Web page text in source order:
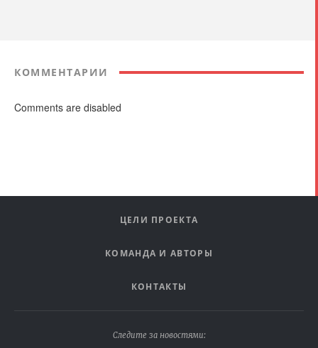
КОММЕНТАРИИ
Comments are disabled
ЦЕЛИ ПРОЕКТА
КОМАНДА И АВТОРЫ
КОНТАКТЫ
Следите за новостями: